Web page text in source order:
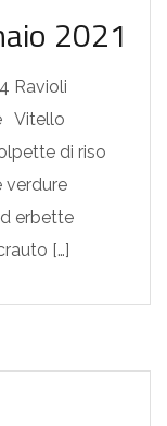
2021
Ravioli
Vitello
di riso
verdure
erbette
[…]